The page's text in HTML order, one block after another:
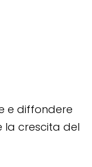
e diffondere
la crescita del